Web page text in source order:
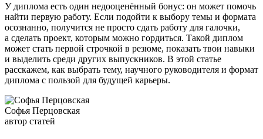
У диплома есть один недооценённый бонус: он может помочь
найти первую работу. Если подойти к выбору темы и формата
осознанно, получится не просто сдать работу для галочки,
а сделать проект, которым можно гордиться. Такой диплом
может стать первой строчкой в резюме, показать твои навыки
и выделить среди других выпускников. В этой статье
расскажем, как выбрать тему, научного руководителя и формат
диплома с пользой для будущей карьеры.
Софья Перцовская
автор статей